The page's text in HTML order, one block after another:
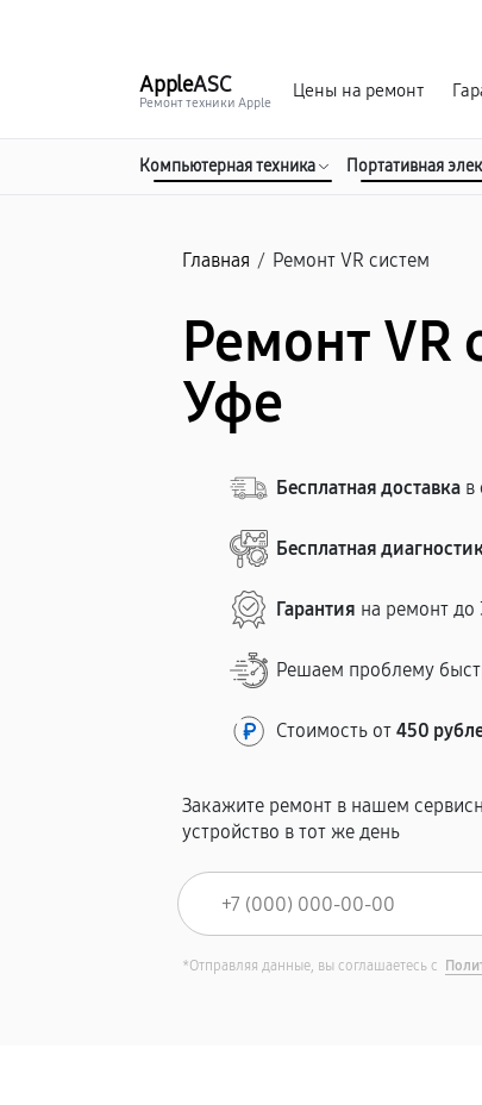
AppleASC
Ремонт техники Apple
Цены на ремонт
Компьютерная техника Портативная
Главная / Ремонт VR систем
Ремонт VR
Уфе
Бесплатная доставка в
Бесплатная
Гарантия на ремонт до
Решаем проблему
Стоимость от450
Закажите ремонт в нашем
устройство в тот же день
*Отправляя данные, вы соглашаетесь с